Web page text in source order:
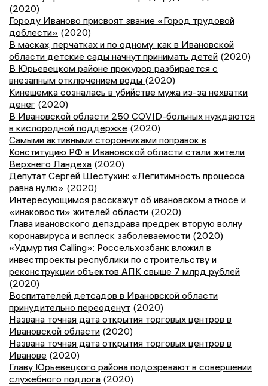
(2020)
Городу Иваново присвоят звание «Город трудовой
доблести» (2020)
В масках, перчатках и по одному: как в Ивановской
области детские сады начнут принимать детей (2020)
В Юрьевецком районе прокурор разбирается с
внезапным отключением воды (2020)
Кинешемка созналась в убийстве мужа из-за нехватки
денег (2020)
В Ивановской области 250 COVID-больных нуждаются
в кислородной поддержке (2020)
Самыми активными сторонниками поправок в
Конституцию РФ в Ивановской области стали жители
Верхнего Ландеха (2020)
Депутат Сергей Шестухин: «Легитимность процесса
равна нулю» (2020)
Интересующимся расскажут об ивановском этносе и
«инаковости» жителей области (2020)
Глава ивановского депздрава предрек вторую волну
коронавируса и всплеск заболеваемости (2020)
«Удмуртия Calling»: Россельхозбанк вложил в
инвестпроекты республики по строительству и
реконструкции объектов АПК свыше 7 млрд рублей
(2020)
Воспитателей детсадов в Ивановской области
принудительно переоденут (2020)
Названа точная дата открытия торговых центров в
Ивановской области (2020)
Названа точная дата открытия торговых центров в
Иванове (2020)
Главу Юрьевецкого района подозревают в совершении
служебного подлога (2020)